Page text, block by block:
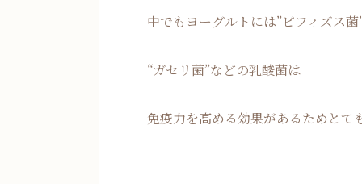
中でもヨーグルトには”ビフィズス菌”
“ガセリ菌”などの乳酸菌は
免疫力を高める効果があるためとて